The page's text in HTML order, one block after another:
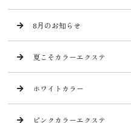
8月のお知らせ
夏こそカラーエクステ
ホワイトカラー
ピンクカラーエクステ